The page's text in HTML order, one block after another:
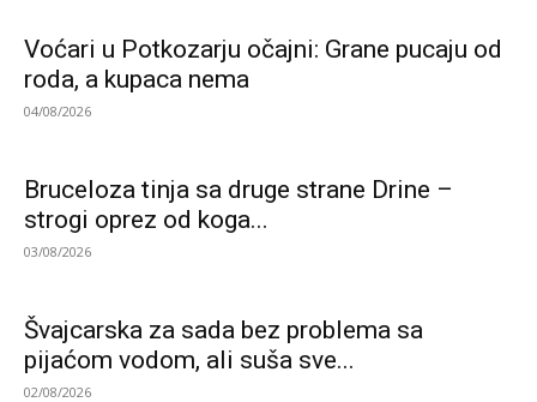
Voćari u Potkozarju očajni: Grane pucaju od
roda, a kupaca nema
04/08/2026
Bruceloza tinja sa druge strane Drine –
strogi oprez od koga...
03/08/2026
Švajcarska za sada bez problema sa
pijaćom vodom, ali suša sve...
02/08/2026